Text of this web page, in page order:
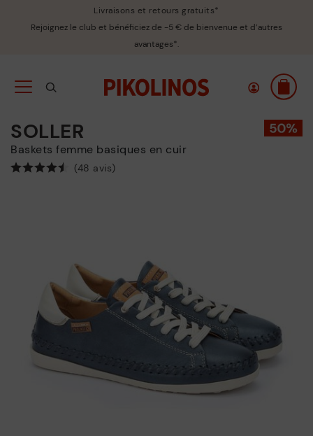
Livraisons et retours gratuits*
Rejoignez le club et bénéficiez de -5 € de bienvenue et d’autres
avantages*.
SOLLER
Baskets femme basiques en cuir
(48 avis)